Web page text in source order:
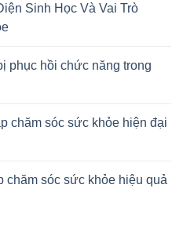
Sinh Học Và Vai Trò
phục hồi chức năng trong
chăm sóc sức khỏe hiện đại
chăm sóc sức khỏe hiệu quả